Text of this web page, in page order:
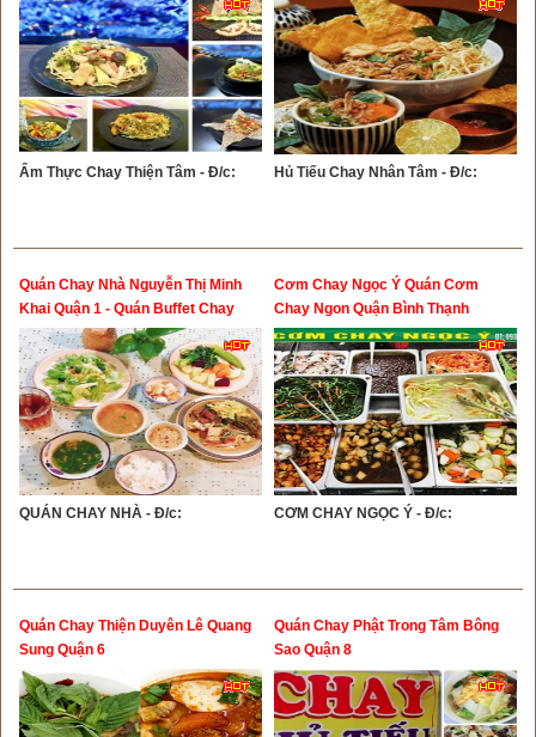
Ẩm Thực Chay Thiện Tâm - Đ/c: Hủ Tiếu Chay Nhân Tâm - Đ/c:
Quán Chay Nhà Nguyễn Thị Minh
Khai Quận 1 - Quán Buffet Chay
Ngon Quận 1
QUÁN CHAY NHÀ - Đ/c:
Cơm Chay Ngọc Ý Quán Cơm
Chay Ngon Quận Bình Thạnh
CƠM CHAY NGỌC Ý - Đ/c:
Quán Chay Thiện Duyên Lê Quang
Sung Quận 6
Quán Chay Phật Trong Tâm Bông
Sao Quận 8